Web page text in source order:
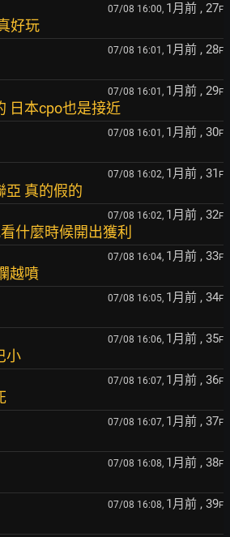
07/08 16:00, 1月前 , 27F
好玩
07/08 16:01, 1月前 , 28F
07/08 16:01, 1月前 , 29F
日本cpo也是接近
07/08 16:01, 1月前 , 30F
07/08 16:02, 1月前 , 31 F
亞 真的假的
07/08 16:02, 1月前 , 32F
什麼時候開出獲利
07/08 16:04, 1月前 , 33F
越噴
07/08 16:05, 1月前 , 34F
07/08 16:06, 1月前 , 35F
小
07/08 16:07, 1月前 , 36F
07/08 16:07, 1月前 , 37F
07/08 16:08, 1月前 , 38F
07/08 16:08, 1月前 , 39F